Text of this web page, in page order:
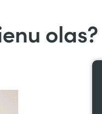
olas?